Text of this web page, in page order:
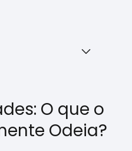
O que o
Odeia?